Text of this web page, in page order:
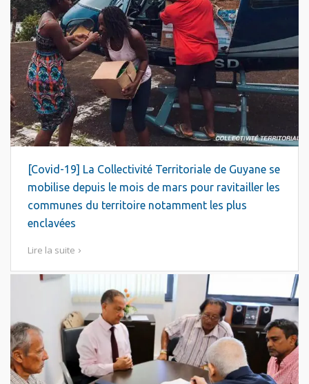
[Covid-19] La Collectivité Territoriale de Guyane se
mobilise depuis le mois de mars pour ravitailler les
communes du territoire notamment les plus
enclavées
Lire la suite